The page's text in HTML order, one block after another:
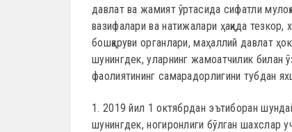
давлат ва жамият ўртасида сифатли
вазифалари ва натижалари ҳақида тезкор,
бошқаруви органлари, маҳаллий давлат
шунингдек, уларнинг жамоатчилик билан
фаолиятининг самарадорлигини тубдан
1. 2019 йил 1 октябрдан эътиборан
шунингдек, ногиронлиги бўлган шахслар